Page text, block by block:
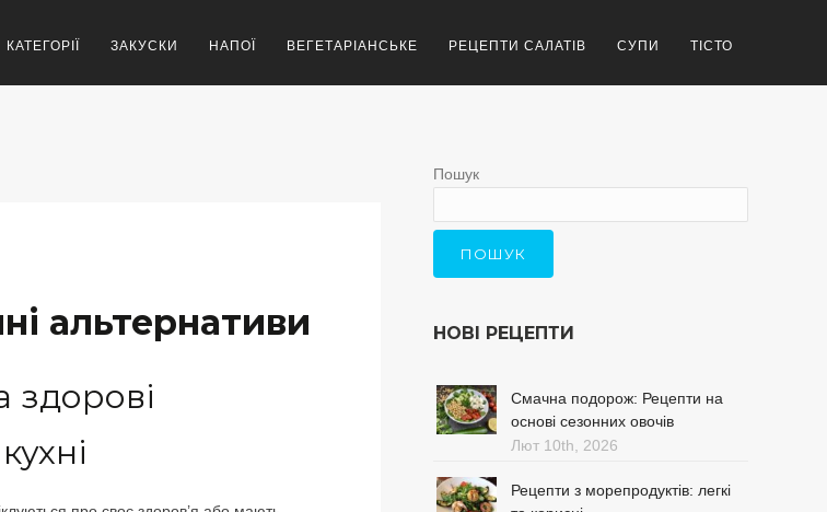
КАТЕГОРІЇ ЗАКУСКИ НАПОЇ ВЕГЕТАРІАНСЬКЕ РЕЦЕПТИ САЛАТІВ СУПИ ТІСТО
альтернативи
здорові
Пошук
ПОШУК
НОВІ РЕЦЕПТИ
Смачна подорож: Рецепти на
основі сезонних овочів
Лют 10th, 2026
Рецепти з морепродуктів: легкі